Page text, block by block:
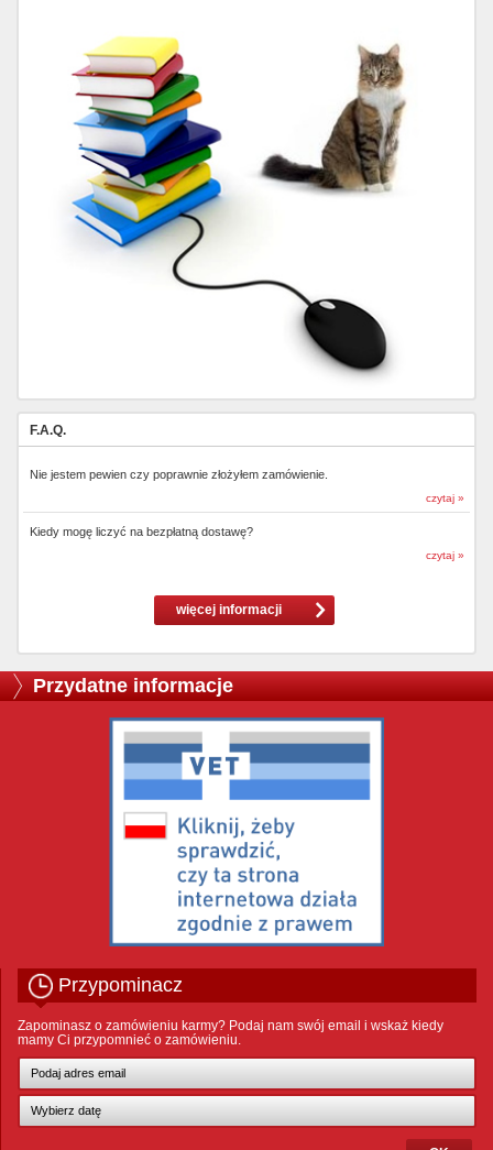
F.A.Q.
Nie jestem pewien czy poprawnie złożyłem zamówienie.
czytaj »
Kiedy mogę liczyć na bezpłatną dostawę?
czytaj »
więcej informacji
Przydatne informacje
Przypominacz
Zapominasz o zamówieniu karmy? Podaj nam swój email i wskaż kiedy
mamy Ci przypomnieć o zamówieniu.